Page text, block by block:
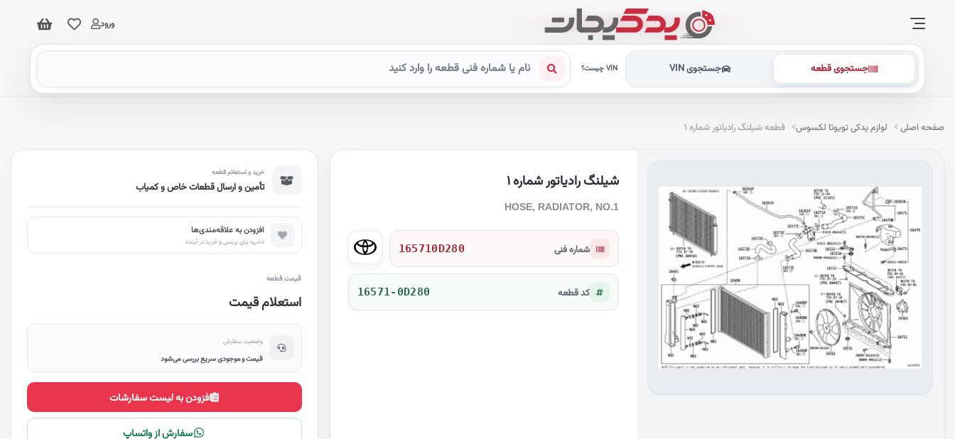
ورود
جستجوی قطعه جستجوی VIN VIN چیست؟
صفحه اصلی لوازم یدکی تویوتا لکسوس قطعه شیلنگ رادیاتور شماره ۱
شیلنگ رادیاتور شماره ۱
HOSE, RADIATOR, NO.1
شماره فنی 165710D280
کد قطعه 16571-0D280
خرید و استعلام قطعه
تأمین و ارسال قطعات خاص و کمیاب
افزودن به علاقه‌مندی‌ها
ذخیره برای بررسی و خرید در آینده
قیمت قطعه
استعلام قیمت
وضعیت سفارش
قیمت و موجودی سریع بررسی می‌شود
افزودن به لیست سفارشات
سفارش از واتساپ